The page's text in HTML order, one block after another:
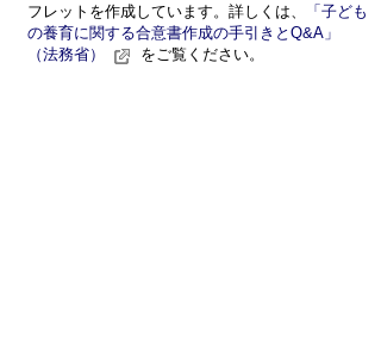
フレットを作成しています。詳しくは、
「子ども
の養育に関する合意書作成の手引きとQ&A」
（法務省）
をご覧ください。